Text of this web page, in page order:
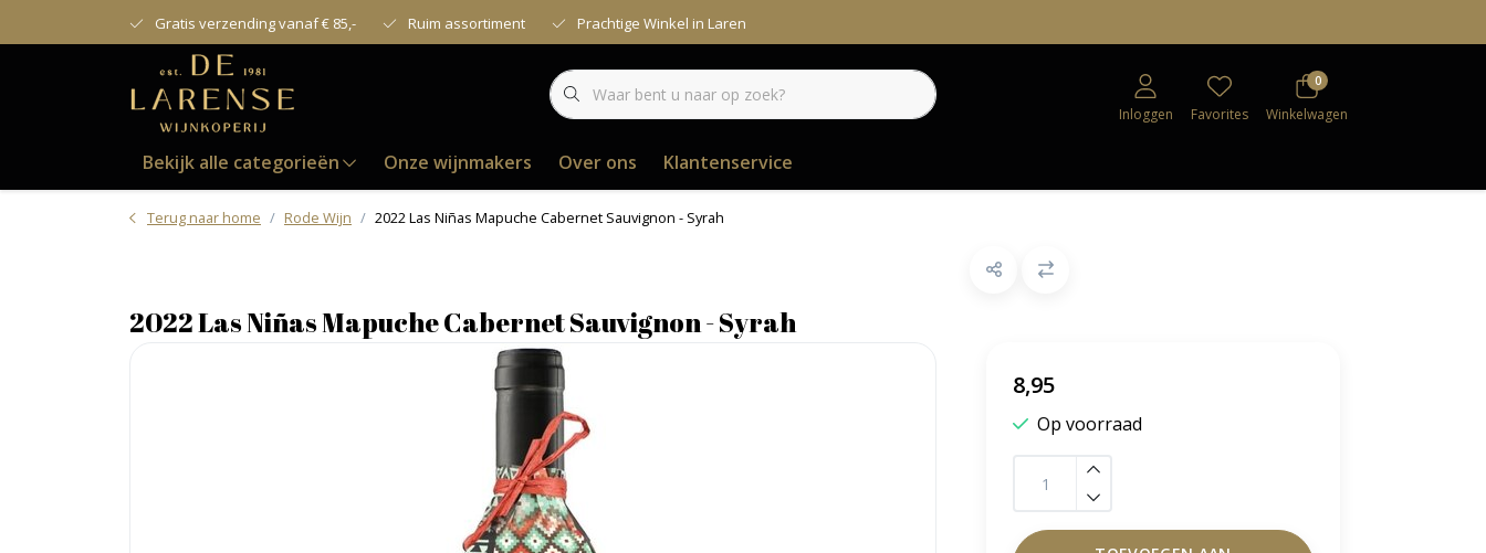
Gratis verzending vanaf € 85,- Ruim assortiment Prachtige Winkel in Laren
Inloggen Favorites
0
Winkelwagen
Bekijk alle categorieën Onze wijnmakers Over ons Klantenservice
Terug naar home Rode Wijn 2022 Las Niñas Mapuche Cabernet Sauvignon - Syrah
2022 Las Niñas Mapuche Cabernet Sauvignon - Syrah
8,95
Op voorraad